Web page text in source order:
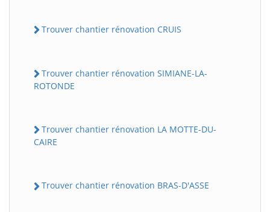
Trouver chantier rénovation CRUIS
Trouver chantier rénovation SIMIANE-LA-
ROTONDE
Trouver chantier rénovation LA MOTTE-DU-
CAIRE
Trouver chantier rénovation BRAS-D'ASSE